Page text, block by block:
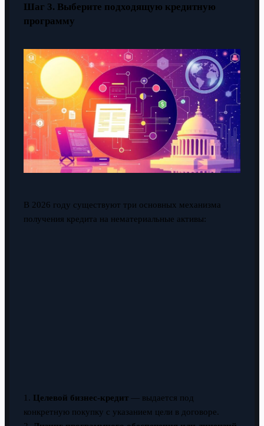
Шаг 3. Выберите подходящую кредитную
программу
В 2026 году существуют три основных механизма
получения кредита на нематериальные активы:
1. Целевой бизнес-кредит— выдается под
конкретную покупку с указанием цели в договоре.